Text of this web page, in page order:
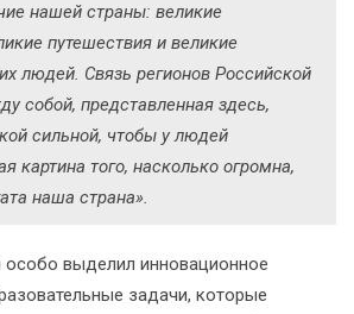
нашей страны: великие
путешествия и великие
людей. Связь регионов Российской
собой, представленная здесь,
сильной, чтобы у людей
картина того, насколько огромна,
наша страна».
особо выделил инновационное
задачи, которые